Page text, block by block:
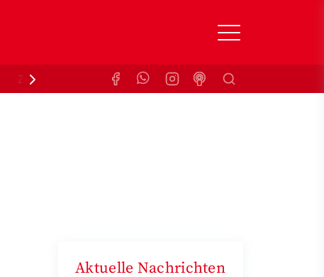
Zuzahlungsbefreiung KrankenkasseSuchen
Aktuelle Nachrichten